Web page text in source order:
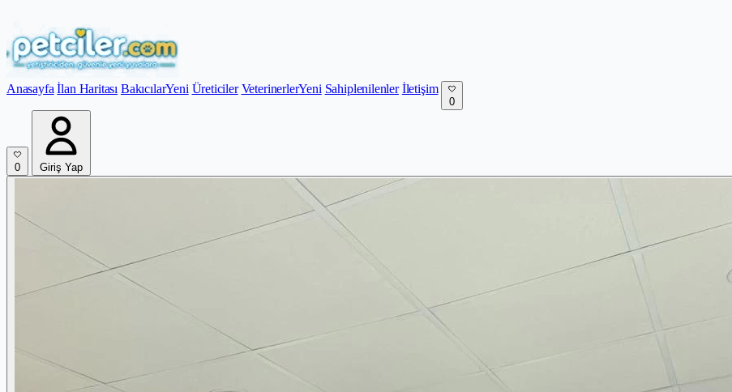
Anasayfa İlan Haritası BakıcılarYeni Üreticiler VeterinerlerYeni Sahiplenilenler İletişim
0
0 Giriş Yap